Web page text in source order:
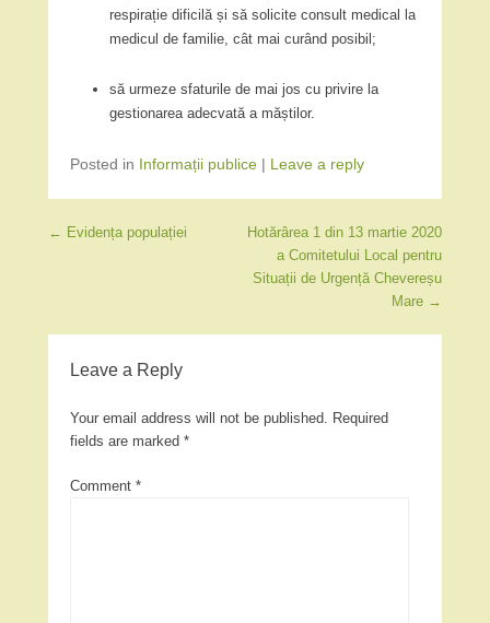
respirație dificilă și să solicite consult medical la
medicul de familie, cât mai curând posibil;
să urmeze sfaturile de mai jos cu privire la
gestionarea adecvată a măștilor.
Posted in Informații publice | Leave a reply
Post navigation
← Evidența populației
Hotărârea 1 din 13 martie 2020
a Comitetului Local pentru
Situații de Urgență Chevereșu
Mare →
Leave a Reply
Your email address will not be published.
Required
fields are marked *
Comment *